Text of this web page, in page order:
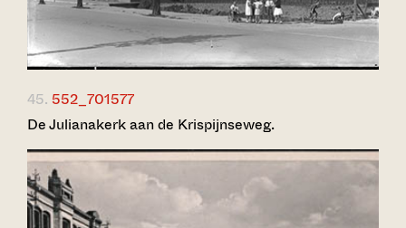
45. 552_701577
De Julianakerk aan de Krispijnseweg.